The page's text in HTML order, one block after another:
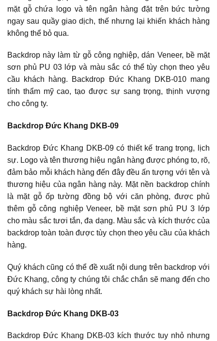
mặt gỗ chứa logo và tên ngân hàng đặt trên bức tường
ngay sau quầy giao dịch, thế nhưng lại khiến khách hàng
không thể bỏ qua.
Backdrop này làm từ gỗ công nghiệp, dán Veneer, bề mặt
sơn phủ PU 03 lớp và màu sắc có thể tùy chọn theo yêu
cầu khách hàng. Backdrop Đức Khang DKB-010 mang
tính thẩm mỹ cao, tạo được sự sang trọng, thịnh vượng
cho công ty.
Backdrop Đức Khang DKB-09
Backdrop Đức Khang DKB-09 có thiết kế trang trọng, lịch
sự. Logo và tên thương hiệu ngân hàng được phóng to, rõ,
đảm bảo mỗi khách hàng đến đây đều ấn tượng với tên và
thương hiệu của ngân hàng này. Mặt nền backdrop chính
là mặt gỗ ốp tường đồng bộ với căn phòng, được phủ
thêm gỗ công nghiệp Veneer, bề mặt sơn phủ PU 3 lớp
cho màu sắc tươi tắn, đa dạng. Màu sắc và kích thước của
backdrop toàn toàn được tùy chọn theo yêu cầu của khách
hàng.
Quý khách cũng có thể đề xuất nội dung trên backdrop với
Đức Khang, công ty chúng tôi chắc chắn sẽ mang đến cho
quý khách sự hài lòng nhất.
Backdrop Đức Khang DKB-03
Backdrop Đức Khang DKB-03 kích thước tuy nhỏ nhưng